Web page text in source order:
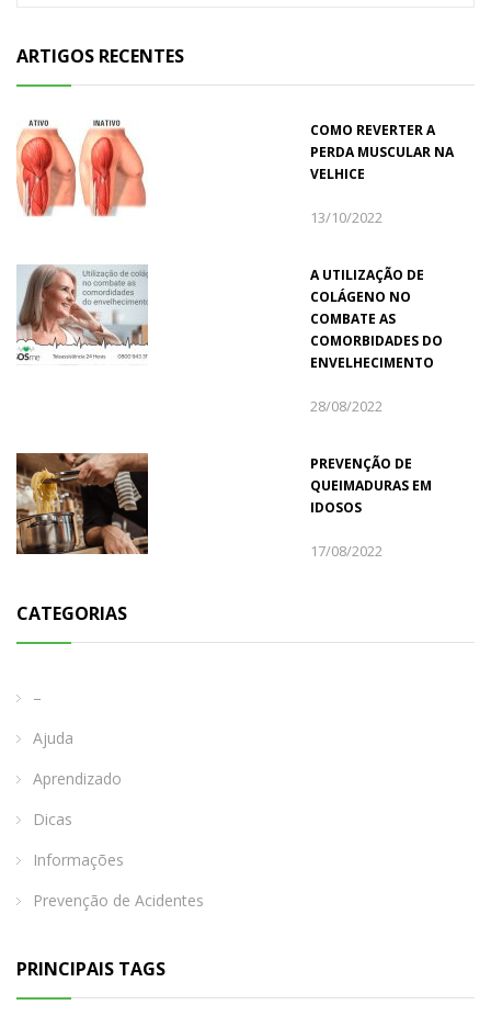
ARTIGOS RECENTES
COMO REVERTER A
PERDA MUSCULAR NA
VELHICE
13/10/2022
A UTILIZAÇÃO DE
COLÁGENO NO
COMBATE AS
COMORBIDADES DO
ENVELHECIMENTO
28/08/2022
PREVENÇÃO DE
QUEIMADURAS EM
IDOSOS
17/08/2022
CATEGORIAS
–
Ajuda
Aprendizado
Dicas
Informações
Prevenção de Acidentes
PRINCIPAIS TAGS